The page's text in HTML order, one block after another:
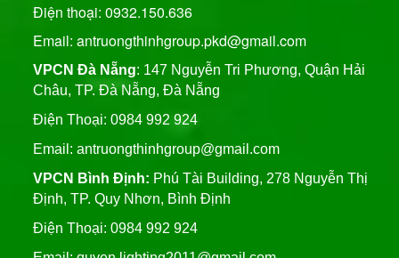
Điện thoại: 0932.150.636
Email: antruongthinhgroup.pkd@gmail.com
VPCN Đà Nẵng: 147 Nguyễn Tri Phương, Quận Hải
Châu, TP. Đà Nẵng, Đà Nẵng
Điện Thoại: 0984 992 924
Email: antruongthinhgroup@gmail.com
VPCN Bình Định: Phú Tài Building, 278 Nguyễn Thị
Định, TP. Quy Nhơn, Bình Định
Điện Thoại: 0984 992 924